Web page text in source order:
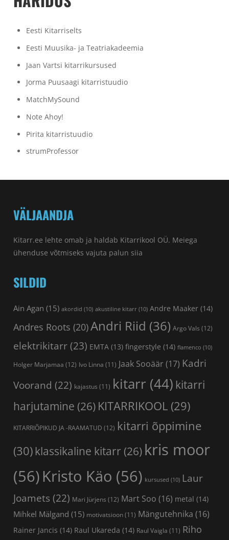
Eesti Kitarriselts
Eesti Muusika- ja Teatriakadeemia
Jaan Vartsi kitarrikursused
Jorma Puusaagi kitarristuudio
MatchMySound
Note Ahoy!
Pirita kitarristuudio
strumProfessor
VÄLJAANDJA
Kitarr.ee lehte omab ja haldab Kitarrikool OÜ. Meiega
ühenduse võtmiseks vajuta palun siia
SILDID
Ain Agan (15) akordid (10) akustiline kitarr (10) Andre Maaker (14)
Andres Roots (20)Andri Riid (36) Argo Vals (12)
elektrikitarr(23) EMTA (13) fingerstyle (14) flamenco (10)
Holger Marjamaa (12) Ivo Linna (11) Jaak Sooäär(17) Kadri
Voorand (22) kajastus (11) kitarr (44) kitarri
harjutamine (26) KITARRIKOOL (29)
KITARRIÕPIKUD JA -RAAMATUD (12) kitarri õppimine
(30) klassikaline kitarr (26) kris moor
(56) Kristo Käo (56) kursused (10) Laur
Joamets (22) Mari Jürjens (12) Mart Soo (16) metal (14)
Mihkel Mälgand (15) motivatsioon(11) Mängutehnika (16)
Rainer Jancis (14) Raul Ukareda (14) Raul Vaigla (11) Riho